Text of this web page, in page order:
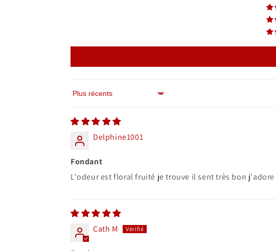
Sort by
Delphine1001
Fondant
L'odeur est floral fruité je trouve il sent très bon j'adore
Cath M